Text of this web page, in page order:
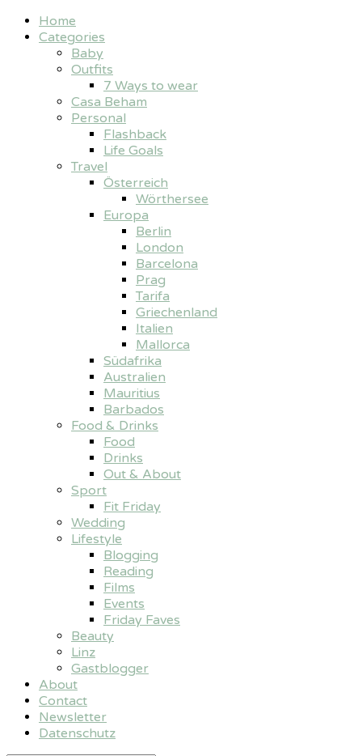
Home
Categories
Baby
Outfits
7 Ways to wear
Casa Beham
Personal
Flashback
Life Goals
Travel
Österreich
Wörthersee
Europa
Berlin
London
Barcelona
Prag
Tarifa
Griechenland
Italien
Mallorca
Südafrika
Australien
Mauritius
Barbados
Food & Drinks
Food
Drinks
Out & About
Sport
Fit Friday
Wedding
Lifestyle
Blogging
Reading
Films
Events
Friday Faves
Beauty
Linz
Gastblogger
About
Contact
Newsletter
Datenschutz